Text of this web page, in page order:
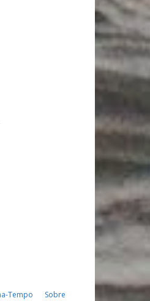
Tempo Sobre